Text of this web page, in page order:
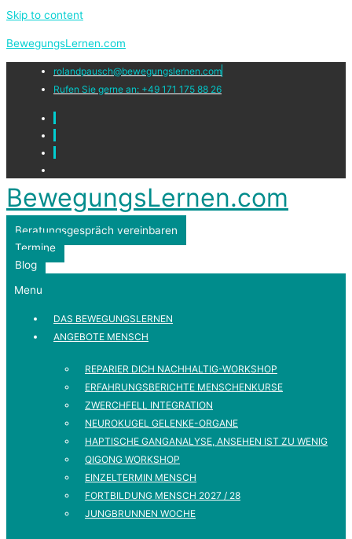
Skip to content
BewegungsLernen.com
rolandpausch@bewegungslernen.com
Rufen Sie gerne an: +49 171 175 88 26
BewegungsLernen.com
Beratungsgespräch vereinbaren
Termine
Blog
Menu
DAS BEWEGUNGSLERNEN
ANGEBOTE MENSCH
REPARIER DICH NACHHALTIG-WORKSHOP
ERFAHRUNGSBERICHTE MENSCHENKURSE
ZWERCHFELL INTEGRATION
NEUROKUGEL GELENKE-ORGANE
HAPTISCHE GANGANALYSE, ANSEHEN IST ZU WENIG
QIGONG WORKSHOP
EINZELTERMIN MENSCH
FORTBILDUNG MENSCH 2027 / 28
JUNGBRUNNEN WOCHE